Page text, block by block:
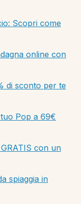
Scopri come
online con
di sconto per te
Pop a 69€
con un
spiaggia in